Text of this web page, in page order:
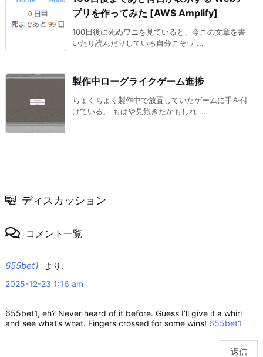
プリを作ってみた [AWS Amplify]
100日後に死ぬワニを見ていると、今この文章を書
いたり読んだりしている自分こそワ ...
製作中ローグライクゲーム進捗
ちょくちょく製作中で放置していたゲームに手を付
けている。 もはや見飽きたかもしれ ...
ディスカッション
コメント一覧
655bet1
より:
2025-12-23 1:16 am
655bet1, eh? Never heard of it before. Guess I’ll give it a whirl
and see what’s what. Fingers crossed for some wins! 655bet1
返信